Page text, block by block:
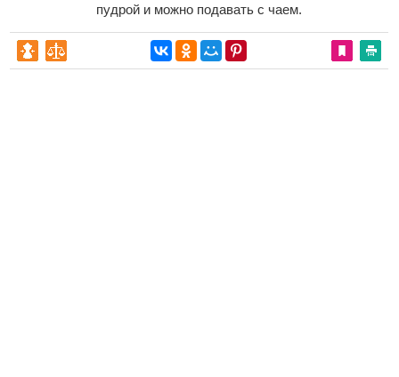
пудрой и можно подавать с чаем.